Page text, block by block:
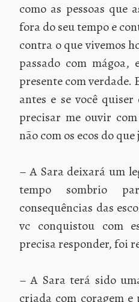
como as pessoas que
fora do seu tempo e
contra o que vivemos
passado com mágoa,
presente com verdade.
antes e se você
precisar me ouvir
não com os ecos do que
– A Sara deixará um
tempo sombrio
consequências das
vc conquistou com
precisa responder, foi
– A Sara terá sido
criada com coragem